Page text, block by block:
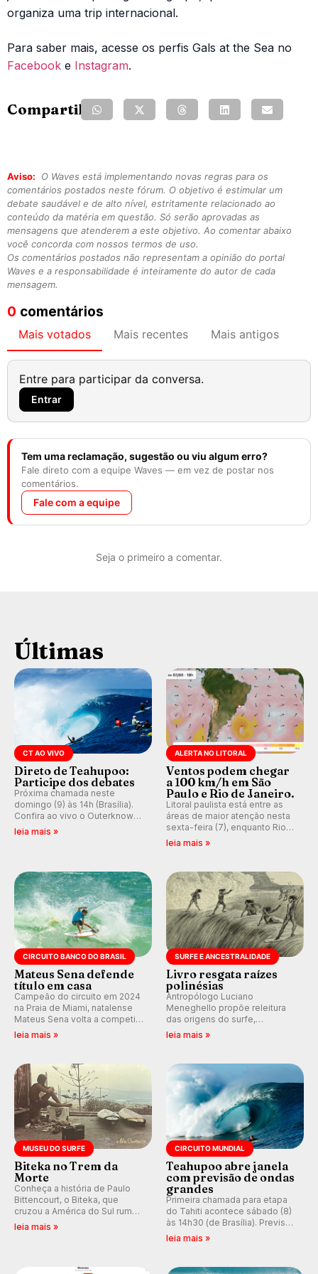
organiza uma trip internacional.
Para saber mais, acesse os perfis Gals at the Sea no
Facebook e Instagram.
Compartilhe:
Aviso:
O Waves está implementando novas regras para os
comentários postados neste fórum. O objetivo é estimular um
debate saudável e de alto nível, estritamente relacionado ao
conteúdo da matéria em questão. Só serão aprovadas as
mensagens que atenderem a este objetivo. Ao comentar abaixo
você concorda com nossos termos de uso.
Os comentários postados não representam a opinião do portal
Waves e a responsabilidade é inteiramente do autor de cada
mensagem.
0 comentários
Mais votados Mais recentes Mais antigos
Entre para participar da conversa.
Entrar
Tem uma reclamação, sugestão ou viu algum erro?
Fale direto com a equipe Waves — em vez de postar nos
comentários.
Fale com a equipe
Seja o primeiro a comentar.
Últimas
CT AO VIVO
Direto de Teahupoo:
Participe dos debates
Próxima chamada neste
domingo (9) às 14h (Brasília).
Confira ao vivo o Outerknown
Tahiti Pro 2026 e participe dos
leia mais »
ALERTA NO LITORAL
Ventos podem chegar
a 100 km/h em São
Paulo e Rio de Janeiro.
Litoral paulista está entre as
áreas de maior atenção nesta
sexta-feira (7), enquanto Rio
de Janeiro também recebe
km/h em Itanhaém.
leia mais »
CIRCUITO BANCO DO BRASIL
Mateus Sena defende
título em casa
Campeão do circuito em 2024
na Praia de Miami, natalense
Mateus Sena volta a competir
em casa em busca de manter a
leia mais »
SURFE E ANCESTRALIDADE
Livro resgata raízes
polinésias
Antropólogo Luciano
Meneghello propõe releitura
das origens do surfe,
resgatando a cultura polinésia
prática em esporte e indústria.
leia mais »
MUSEU DO SURFE
Biteka no Trem da
Morte
Conheça a história de Paulo
Bittencourt, o Biteka, que
cruzou a América do Sul rumo
ao Pacífico em uma jornada
leia mais »
CIRCUITO MUNDIAL
Teahupoo abre janela
com previsão de ondas
grandes
Primeira chamada para etapa
do Tahiti acontece sábado (8)
às 14h30 (de Brasília). Previsão
indica swell consistente.
Kelly Slater convidado.
leia mais »